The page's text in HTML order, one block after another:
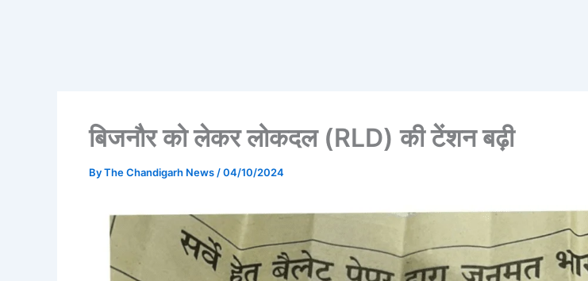
बिजनौर को लेकर लोकदल (RLD) की टेंशन बढ़ी
ByThe Chandigarh News /04/10/2024